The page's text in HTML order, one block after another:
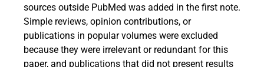
sources outside PubMed was added in the first note.
Simple reviews, opinion contributions, or
publications in popular volumes were excluded
because they were irrelevant or redundant for this
paper, and publications that did not present results